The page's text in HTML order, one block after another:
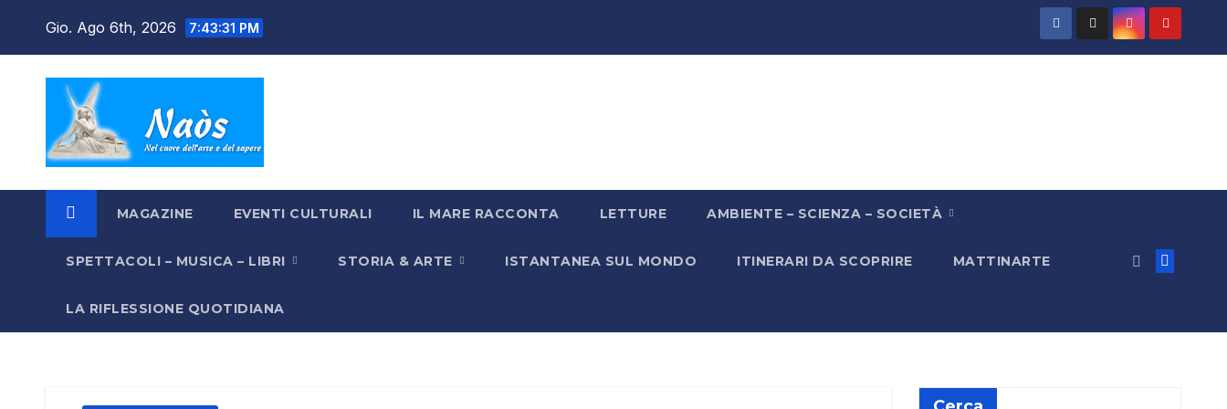
Gio. Ago 6th, 2026 7:43:32 PM
MAGAZINE EVENTI CULTURALI IL MARE RACCONTA LETTURE AMBIENTE – SCIENZA – SOCIETÀ
SPETTACOLI – MUSICA – LIBRI STORIA & ARTE ISTANTANEA SUL MONDO ITINERARI DA SCOPRIRE MATTINARTE
LA RIFLESSIONE QUOTIDIANA